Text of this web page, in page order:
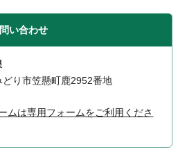
い合わせ
り市笠懸町鹿2952番地
ムは専用フォームをご利用くださ